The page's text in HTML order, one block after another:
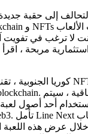
إلى حقبة
كنت لا ترغب في